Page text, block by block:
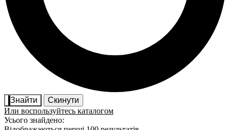
Знайти
Скинути
Или воспользуйтесь каталогом
Усього знайдено: